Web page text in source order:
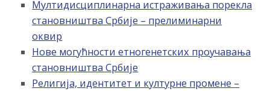
Мултидисциплинарна истраживања порекла
становништва Србије – прелиминарни
оквир
Нове могућности етногенетских проучавања
становништва Србије
Религија, идентитет и културне промене –